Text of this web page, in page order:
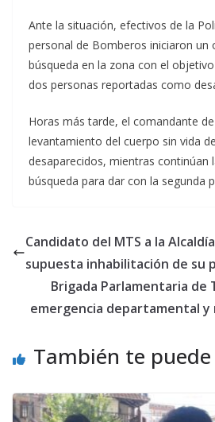
Ante la situación, efectivos de la
personal de Bomberos iniciaron un
búsqueda en la zona con el
dos personas reportadas como
Horas más tarde, el comandante
levantamiento del cuerpo sin vida
desaparecidos, mientras continúan
búsqueda para dar con la segunda
Candidato del MTS a la
supuesta inhabilitación de su
Brigada Parlamentaria de
emergencia departamental y
También te